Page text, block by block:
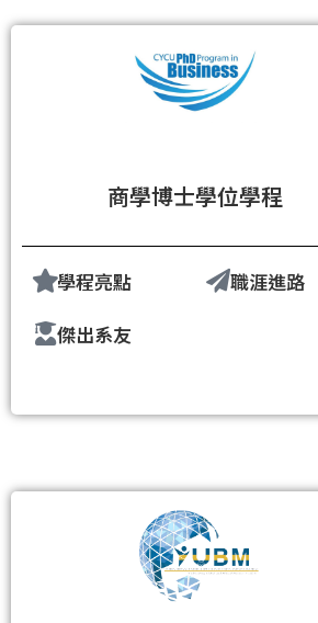
商學博士學位學程
學程亮點
傑出系友
職涯進路